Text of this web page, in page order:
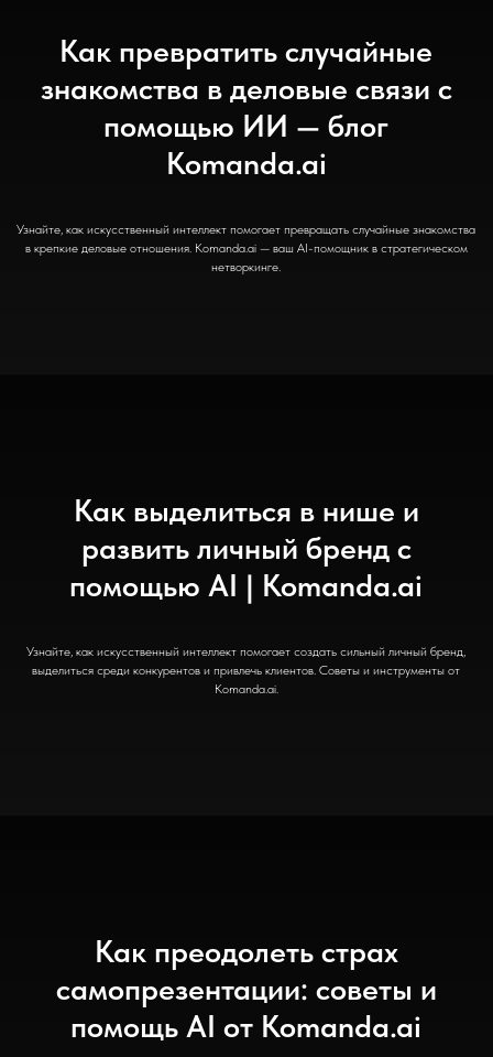
Как превратить случайные
знакомства в деловые связи с
помощью ИИ — блог
Komanda.ai
Узнайте, как искусственный интеллект помогает превращать случайные знакомства
в крепкие деловые отношения. Komanda.ai — ваш AI-помощник в стратегическом
нетворкинге.
Как выделиться в нише и
развить личный бренд с
помощью AI | Komanda.ai
Узнайте, как искусственный интеллект помогает создать сильный личный бренд,
выделиться среди конкурентов и привлечь клиентов. Советы и инструменты от
Komanda.ai.
Как преодолеть страх
самопрезентации: советы и
помощь AI от Komanda.ai